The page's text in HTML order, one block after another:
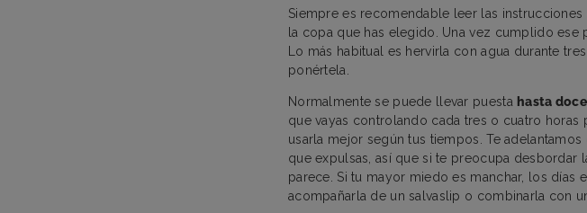
Siempre es recomendable leer las
la copa que has elegido. Una vez cumplido
Lo más habitual es hervirla con agua durante
ponértela.
Normalmente se puede llevar puesta hasta
que vayas controlando cada tres o cuatro
usarla mejor según tus tiempos. Te
que expulsas, así que si te preocupa
parece. Si tu mayor miedo es manchar, los días
acompañarla de un salvaslip o combinarla con